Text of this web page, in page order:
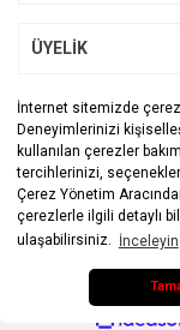
İnternet sitemizde
Deneyimlerinizi
kullanılan çerezler
tercihlerinizi, seçenekler
Çerez Yönetim
çerezlerle ilgili detaylı
ulaşabilirsiniz. İnceleyin
ÜYELİK
BİZİ TAKİP EDİN
© Tüm hakları